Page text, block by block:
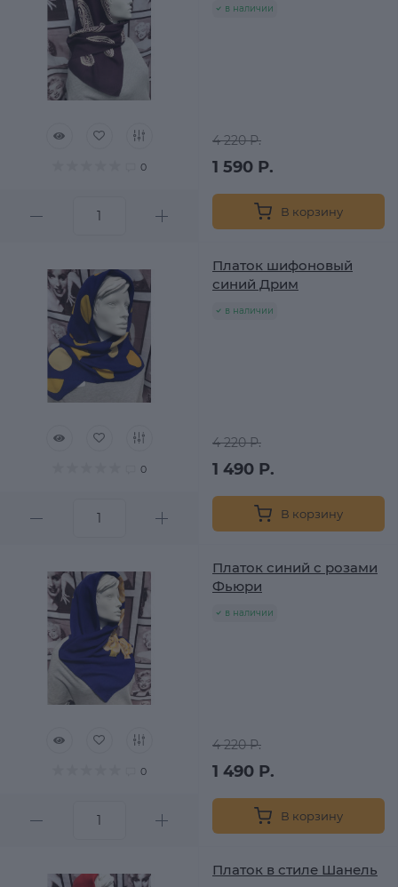
0
в наличии
4 220 Р.
1 590 Р.
В корзину
0
Платок шифоновый
синий Дрим
в наличии
4 220 Р.
1 490 Р.
В корзину
0
Платок синий с розами
Фьюри
в наличии
4 220 Р.
1 490 Р.
В корзину
Платок в стиле Шанель